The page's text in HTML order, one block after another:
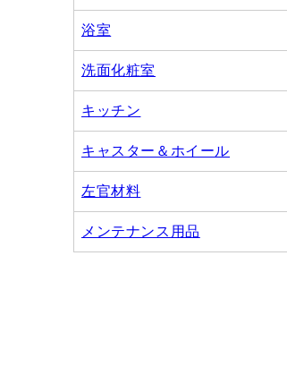
浴室
洗面化粧室
キッチン
キャスター＆ホイール
左官材料
メンテナンス用品